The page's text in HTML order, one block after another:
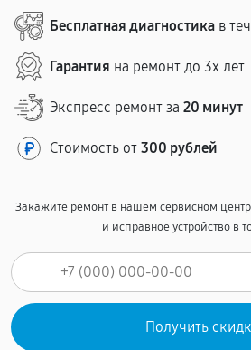
Бесплатная диагностика в
Гарантия на ремонт до 3х лет
Экспресс ремонт за 20 минут
Стоимость от 300 рублей
Закажите ремонт в нашем сервисном
и исправное устройство в